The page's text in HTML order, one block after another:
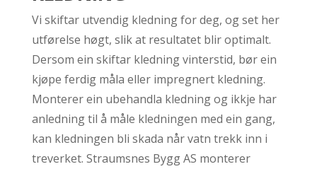
Vi skiftar utvendig kledning for deg, og set her
utførelse høgt, slik at resultatet blir optimalt.
Dersom ein skiftar kledning vinterstid, bør ein
kjøpe ferdig måla eller impregnert kledning.
Monterer ein ubehandla kledning og ikkje har
anledning til å måle kledningen med ein gang,
kan kledningen bli skada når vatn trekk inn i
treverket. Straumsnes Bygg AS monterer